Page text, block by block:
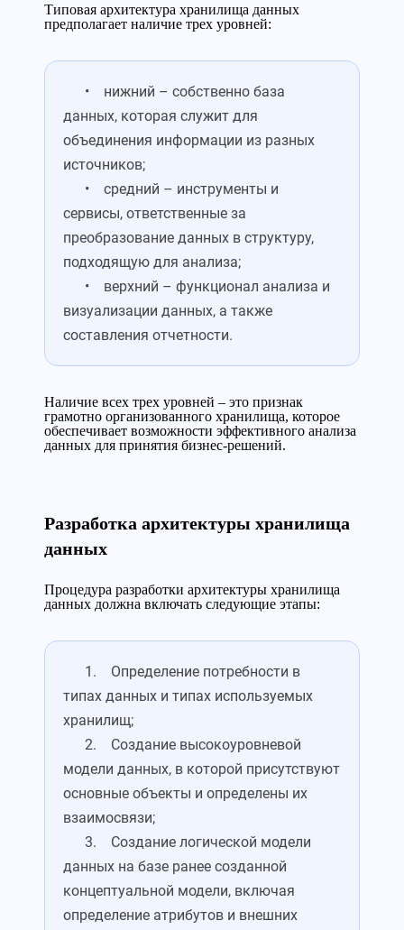
Типовая архитектура хранилища данных
предполагает наличие трех уровней:
• нижний – собственно база
данных, которая служит для
объединения информации из разных
источников;
• средний – инструменты и
сервисы, ответственные за
преобразование данных в структуру,
подходящую для анализа;
• верхний – функционал анализа и
визуализации данных, а также
составления отчетности.
Наличие всех трех уровней – это признак
грамотно организованного хранилища, которое
обеспечивает возможности эффективного анализа
данных для принятия бизнес-решений.
Разработка архитектуры хранилища
данных
Процедура разработки архитектуры хранилища
данных должна включать следующие этапы:
1. Определение потребности в
типах данных и типах используемых
хранилищ;
2. Создание высокоуровневой
модели данных, в которой присутствуют
основные объекты и определены их
взаимосвязи;
3. Создание логической модели
данных на базе ранее созданной
концептуальной модели, включая
определение атрибутов и внешних